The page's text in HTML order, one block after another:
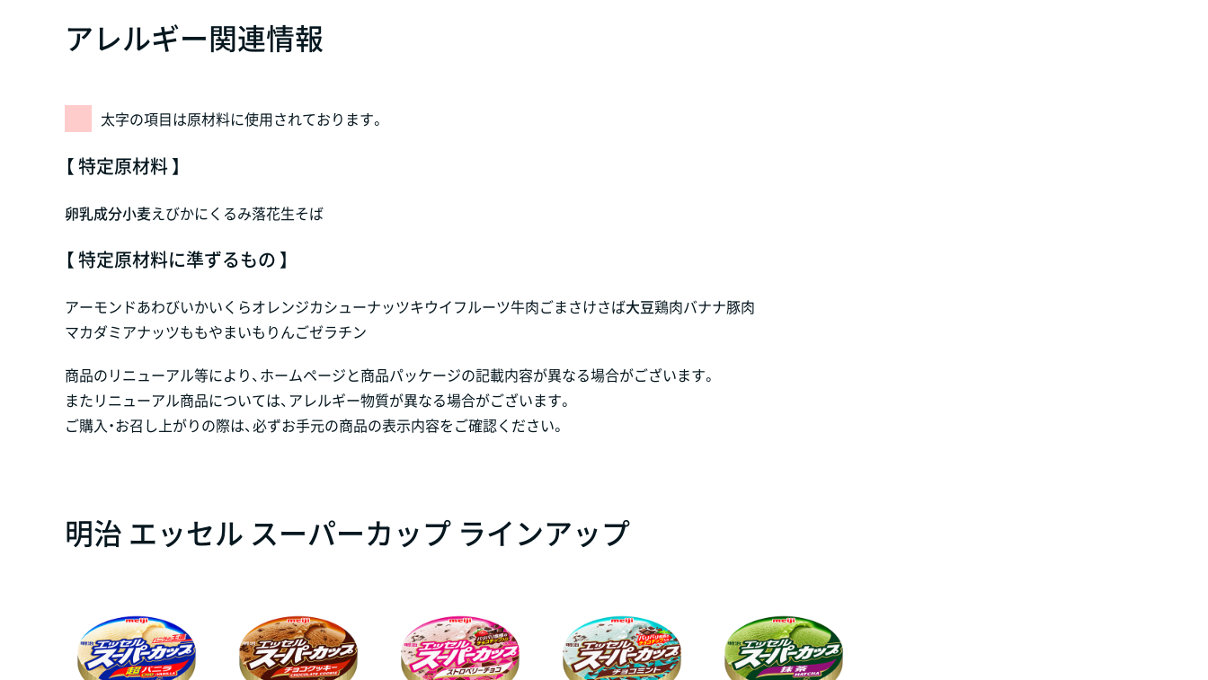
アレルギー関連情報
太字の項目は原材料に使用されております。
【 特定原材料 】
卵乳成分小麦えびかにくるみ落花生そば
【 特定原材料に準ずるもの 】
アーモンドあわびいかいくらオレンジカシューナッツキウイフルーツ牛肉ごまさけさば大豆鶏肉バナナ豚肉
マカダミアナッツももやまいも りんごゼラチン
商品のリニューアル等により、ホームページと商品パッケージの記載内容が異なる場合がございます。
またリニューアル商品については、アレルギー物質が異なる場合がございます。
ご購入・お召し上がりの際は、必ずお手元の商品の表示内容をご確認ください。
明治 エッセル スーパーカップ ラインアップ